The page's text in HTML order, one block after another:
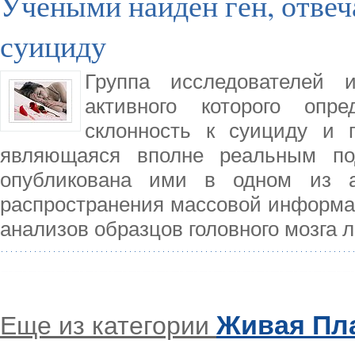
суициду
Группа
активного которого
склонность к суициду и
являющаяся вполне реальным
опубликована ими в одном из
распространения массовой
анализов образцов головного мозга
Еще из категории Живая